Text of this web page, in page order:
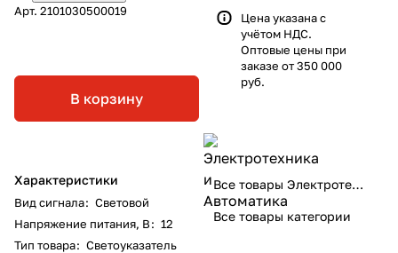
Арт. 2101030500019
В корзину
Характеристики
Вид сигнала: Световой
Напряжение питания, В: 12
Тип товара: Светоуказатель
Цена указана с
учётом НДС.
Оптовые цены при
заказе от 350 000
руб.
Все товары Электротехника и Автоматика
Все товары категории